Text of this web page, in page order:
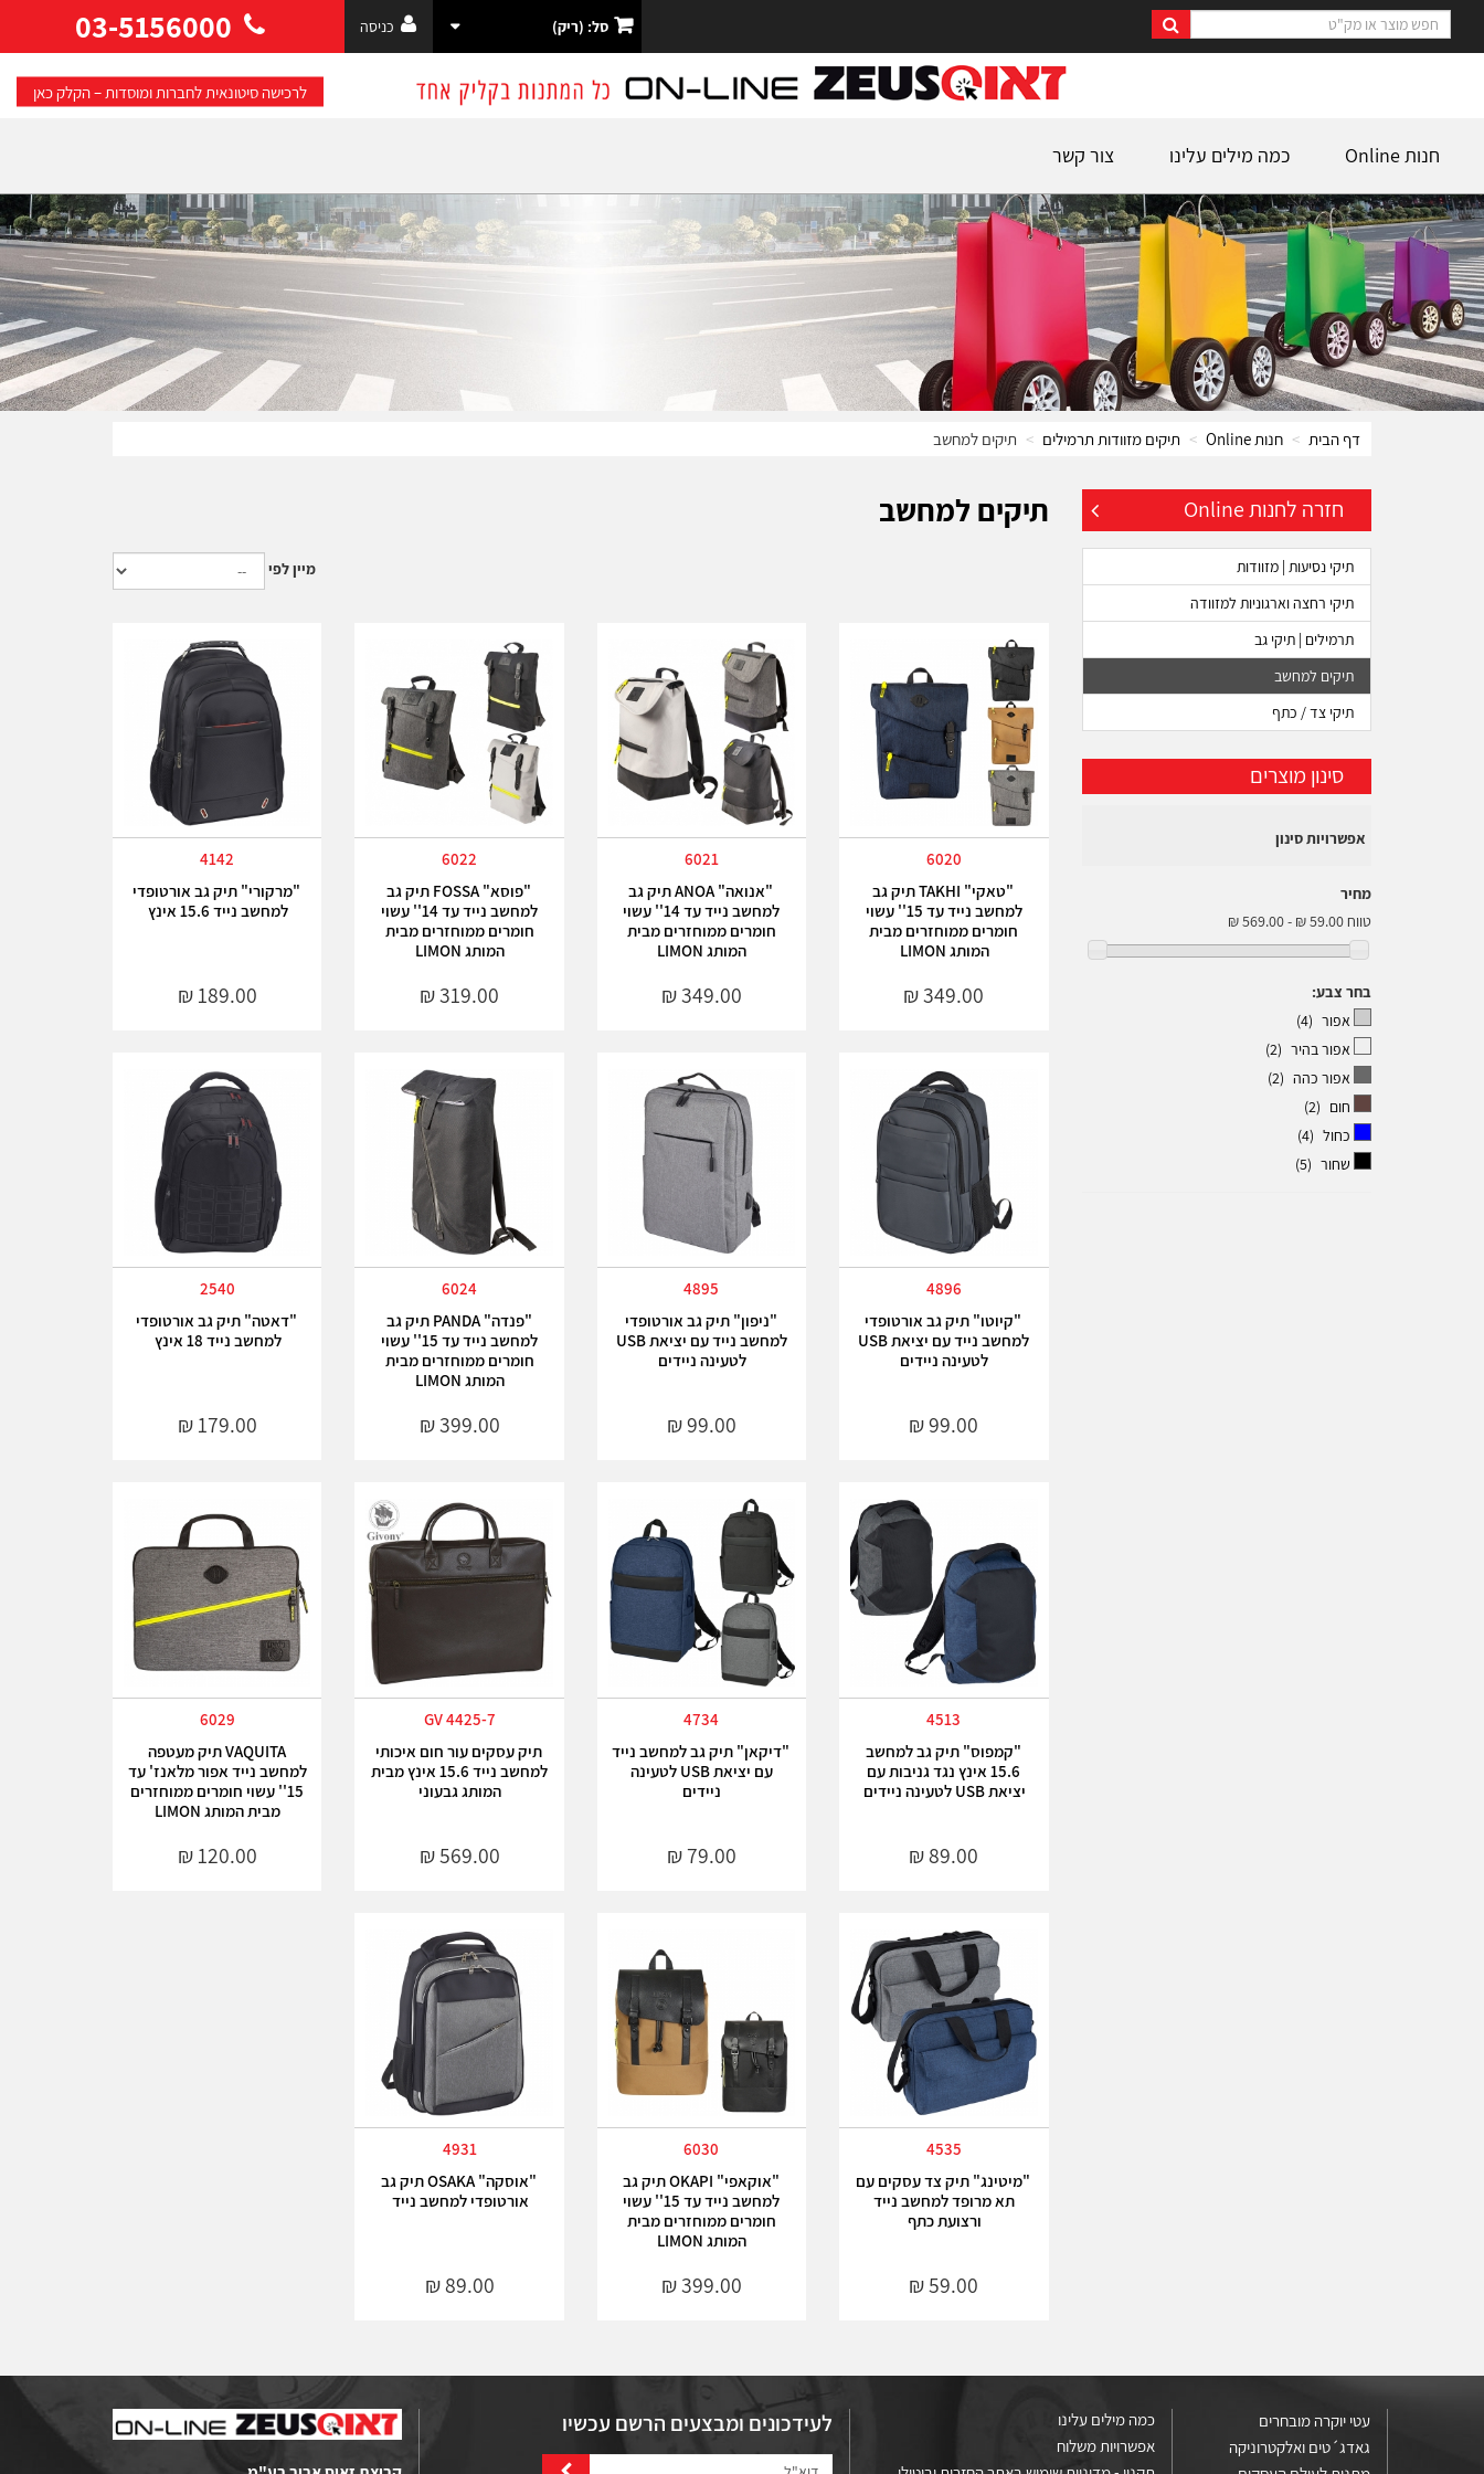
03-5156000 כניסה סל: (ריק)
לרכישה סיטונאית לחברות ומוסדות – הקלק כאן
חנות Online כמה מילים עלינו צור קשר
דף הבית חנות Online תיקים מזוודות תרמילים תיקים למחשב
חזרה לחנות Online
תיקי נסיעות | מזוודות
תיקי רחצה וארגוניות למזוודה
תרמילים | תיקי גב
תיקים למחשב
תיקי צד / כתף
סינון מוצרים
אפשרויות סינון
מחיר
טווח
בחר צבע:
אפור (4)
אפור בהיר (2)
אפור כהה (2)
חום (2)
כחול (4)
שחור (5)
תיקים למחשב
מיין לפי
6020
"טאקי" TAKHI תיק גב
למחשב נייד עד 15'' עשוי
חומרים ממוחזרים מבית
המותג LIMON
6021
"אנואה" ANOA תיק גב
למחשב נייד עד 14'' עשוי
חומרים ממוחזרים מבית
המותג LIMON
6022
"פוסא" FOSSA תיק גב
למחשב נייד עד 14'' עשוי
חומרים ממוחזרים מבית
המותג LIMON
4142
"מרקורי" תיק גב אורטופדי
למחשב נייד 15.6 אינץ
4896
"קיוטו" תיק גב אורטופדי
למחשב נייד עם יציאת USB
לטעינה ניידים
4895
"ניפון" תיק גב אורטופדי
למחשב נייד עם יציאת USB
לטעינה ניידים
6024
"פנדה" PANDA תיק גב
למחשב נייד עד 15'' עשוי
חומרים ממוחזרים מבית
המותג LIMON
2540
"דאטה" תיק גב אורטופדי
למחשב נייד 18 אינץ
4513
"קמפוס" תיק גב למחשב
15.6 אינץ נגד גניבות עם
יציאת USB לטעינה ניידים
4734
"דיקאן" תיק גב למחשב נייד
עם יציאת USB לטעינה
ניידים
GV 4425-7
תיק עסקים עור חום איכותי
למחשב נייד 15.6 אינץ מבית
המותג גבעוני
6029
VAQUITA תיק מעטפה
למחשב נייד אפור מלאנז' עד
15'' עשוי חומרים ממוחזרים
מבית המותג LIMON
4535
"מיטינג" תיק צד עסקים עם
תא מרופד למחשב נייד
ורצועת כתף
6030
"אוקאפי" OKAPI תיק גב
למחשב נייד עד 15'' עשוי
חומרים ממוחזרים מבית
המותג LIMON
4931
"אוסקה" OSAKA תיק גב
אורטופדי למחשב נייד
עטי יוקרה מובחרים
גאדג´טים ואלקטרוניקה
כמה מילים עלינו
אפשרויות משלוח
לעידכונים ומבצעים הרשם עכשיו